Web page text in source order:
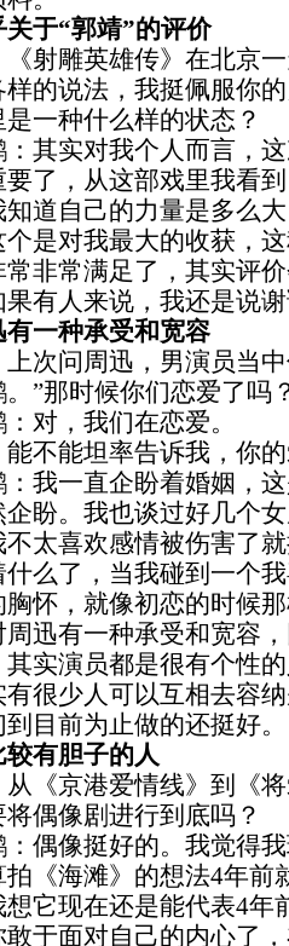
关于“郭靖”的评价
雕英雄传》在北京一
的说法，我挺佩服你
是一种什么样的状态？
实对我个人而言，这
了，从这部戏里我看
道自己的力量是多么
是对我最大的收获，
常非常满足了，其实评
有人来说，我还是说
有一种承受和宽容
问周迅，男演员当中
”那时候你们恋爱了吗
，我们在恋爱。
能坦率告诉我，你的
一直企盼着婚姻，这
盼。我也谈过好几个
太喜欢感情被伤害了
么了，当我碰到一个
怀，就像初恋的时候
迅有一种承受和宽容
实演员都是很有个性
很少人可以互相去容
目前为止做的还挺好。
较有胆子的人
京港爱情线》到《将
偶像剧进行到底吗？
像挺好的。我觉得我
《海滩》的想法4年前
想它现在还是能代表4年
于面对自己的内心了